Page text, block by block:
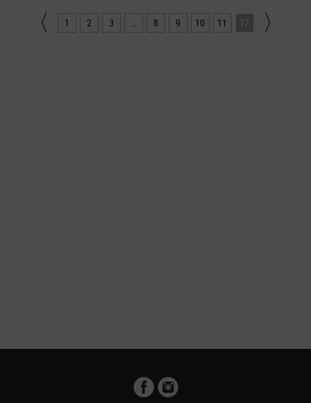
1 2 3 ... 8 9 10 11 12